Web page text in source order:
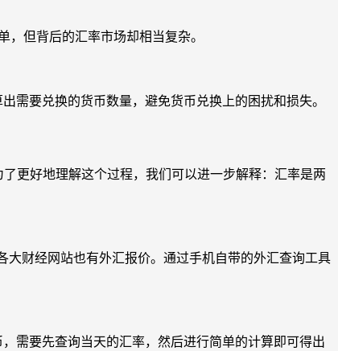
但背后的汇率市场却相当复杂。
需要兑换的货币数量，避免货币兑换上的困扰和损失。
更好地理解这个过程，我们可以进一步解释：汇率是两
大财经网站也有外汇报价。通过手机自带的外汇查询工具
需要先查询当天的汇率，然后进行简单的计算即可得出